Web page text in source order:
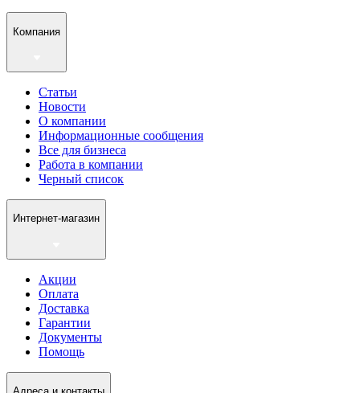
Компания
Статьи
Новости
О компании
Информационные сообщения
Все для бизнеса
Работа в компании
Черный список
Интернет-магазин
Акции
Оплата
Доставка
Гарантии
Документы
Помощь